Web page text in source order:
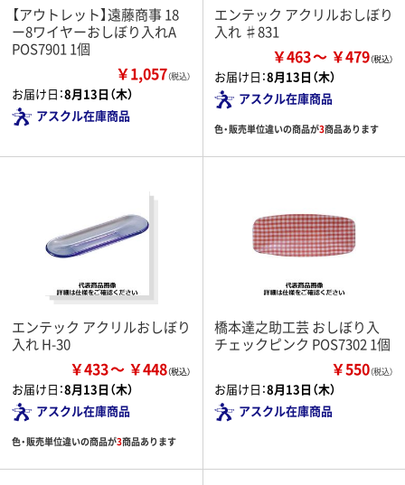
【アウトレット】遠藤商事 18
ー8ワイヤーおしぼり入れA
POS7901 1個
￥1,057（税込）
お届け日：8月13日（木）
アスクル在庫商品
エンテック アクリルおしぼり
入れ ♯831
￥463 ￥479
お届け日：8月13日（木）
アスクル在庫商品
色・販売単位違いの商品が3商品あります
エンテック アクリルおしぼり
入れ H-30
￥433 ￥448
お届け日：8月13日（木）
アスクル在庫商品
色・販売単位違いの商品が3商品あります
橋本達之助工芸 おしぼり入
チェックピンク POS7302 1個
￥550（税込）
お届け日：8月13日（木）
アスクル在庫商品